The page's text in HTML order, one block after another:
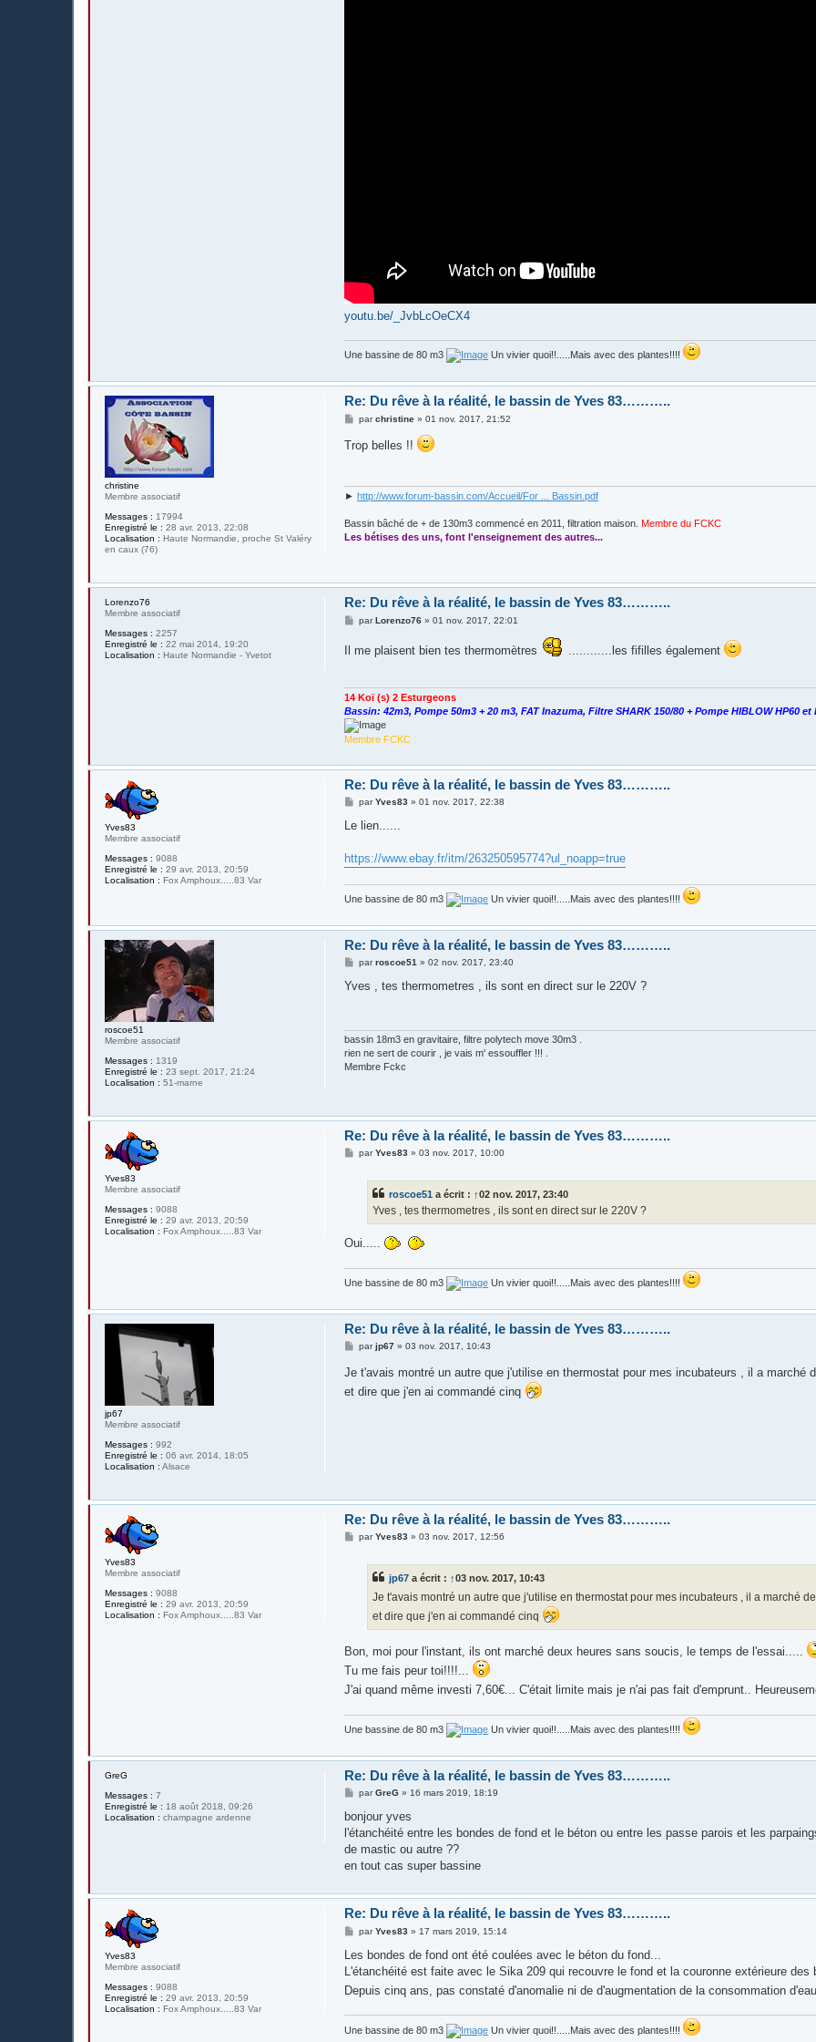
youtu.be/_JvbLcOeCX4
Une bassine de 80 m3 Un vivier quoi!!.....Mais avec des plantes!!!!
christine
Membre associatif
Messages : 17994
Enregistré le : 28 avr. 2013, 22:08
Localisation : Haute Normandie, proche St Valéry
en caux (76)
Re: Du rêve à la réalité, le bassin de Yves 83………..
M
s
parchristine »01 nov. 2017, 21:52
Trop belles !!
►http://www.forum-bassin.com/Accueil/For ... Bassin.pdf
Bassin bâché de + de 130m3 commencé en 2011, filtration maison.Membre du FCKC
Les bétises des uns, font l'enseignement des autres...
Lorenzo76
Membre associatif
Messages : 2257
Enregistré le : 22 mai 2014, 19:20
Localisation : Haute Normandie - Yvetot
Re: Du rêve à la réalité, le bassin de Yves 83………..
M
s
parLorenzo76 »01 nov. 2017, 22:01
Il me plaisent bien tes thermomètres ............les fifilles également
14 Koï (s) 2 Esturgeons
Bassin: 42m3, Pompe 50m3 + 20 m3, FAT Inazuma, Filtre SHARK 150/80 + Pompe HIBLOW HP60 et
Membre FCKC
Yves83
Membre associatif
Messages : 9088
Enregistré le : 29 avr. 2013, 20:59
Localisation : Fox Amphoux.....83 Var
Re: Du rêve à la réalité, le bassin de Yves 83………..
M
s
g
e
parYves83 »01 nov. 2017, 22:38
Le lien......
https://www.ebay.fr/itm/263250595774?ul_noapp=true
Une bassine de 80 m3 Un vivier quoi!!.....Mais avec des plantes!!!!
roscoe51
Membre associatif
Messages : 1319
Enregistré le : 23 sept. 2017, 21:24
Localisation : 51-marne
Re: Du rêve à la réalité, le bassin de Yves 83………..
M
s
parroscoe51 »02 nov. 2017, 23:40
Yves , tes thermometres , ils sont en direct sur le 220V ?
bassin 18m3 en gravitaire, filtre polytech move 30m3 .
rien ne sert de courir , je vais m' essouffler !!! .
Membre Fckc
Yves83
Membre associatif
Messages : 9088
Enregistré le : 29 avr. 2013, 20:59
Localisation : Fox Amphoux.....83 Var
Re: Du rêve à la réalité, le bassin de Yves 83………..
MparYves83 »03 nov. 2017, 10:00
roscoe51 a écrit : ↑02 nov. 2017, 23:40
Yves , tes thermometres , ils sont en direct sur le 220V ?
Oui.....
Une bassine de 80 m3 Un vivier quoi!!.....Mais avec des plantes!!!!
jp67
Membre associatif
Messages : 992
Enregistré le : 06 avr. 2014, 18:05
Localisation : Alsace
Re: Du rêve à la réalité, le bassin de Yves 83………..
M
s
a
parjp67 »03 nov. 2017, 10:43
Je t'avais montré un autre que j'utilise en thermostat pour mes incubateurs , il a marché
et dire que j'en ai commandé cinq
Yves83
Membre associatif
Messages : 9088
Enregistré le : 29 avr. 2013, 20:59
Localisation : Fox Amphoux.....83 Var
Re: Du rêve à la réalité, le bassin de Yves 83………..
MparYves83 »03 nov. 2017, 12:56
jp67 a écrit : ↑03 nov. 2017, 10:43
Je t'avais montré un autre que j'utilise en thermostat pour mes incubateurs , il a marché
et dire que j'en ai commandé cinq
Bon, moi pour l'instant, ils ont marché deux heures sans soucis, le temps de l'essai.....
Tu me fais peur toi!!!!...
J'ai quand même investi 7,60€... C'était limite mais je n'ai pas fait d'emprunt..
Une bassine de 80 m3 Un vivier quoi!!.....Mais avec des plantes!!!!
GreG
Messages : 7
Enregistré le : 18 août 2018, 09:26
Localisation : champagne ardenne
Re: Du rêve à la réalité, le bassin de Yves 83………..
M
s
a
g
parGreG »16 mars 2019, 18:19
bonjour yves
l'étanchéité entre les bondes de fond et le béton ou entre les passe parois et les
de mastic ou autre ??
en tout cas super bassine
Yves83
Membre associatif
Messages : 9088
Enregistré le : 29 avr. 2013, 20:59
Localisation : Fox Amphoux.....83 Var
Re: Du rêve à la réalité, le bassin de Yves 83………..
M
s
a
e
parYves83 » 17 mars 2019, 15:14
Les bondes de fond ont été coulées avec le béton du fond...
L'étanchéité est faite avec le Sika 209 qui recouvre le fond et la couronne extérieure des
Depuis cinq ans, pas constaté d'anomalie ni de d'augmentation de la consommation
Une bassine de 80 m3 Un vivier quoi!!.....Mais avec des plantes!!!!